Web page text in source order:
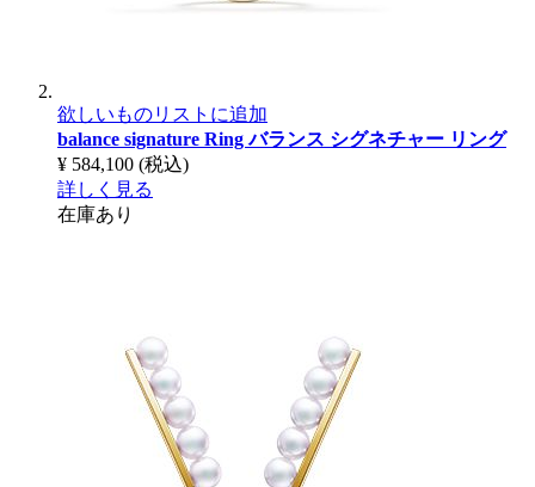
欲しいものリストに追加
balance signature Ringバランス シグネチャー リング
¥ 584,100 (税込)
詳しく見る
在庫あり